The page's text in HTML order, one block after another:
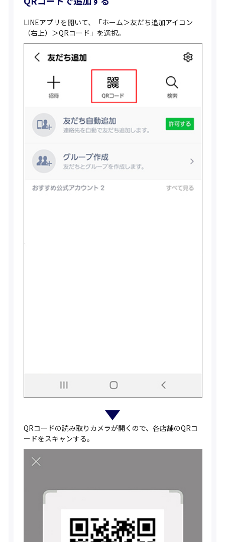
LINEアプリを開いて、「ホーム＞友だち追加アイコン
（右上）＞QRコード」を選択。
QRコードの読み取りカメラが開くので、各店舗のQRコ
ードをスキャンする。